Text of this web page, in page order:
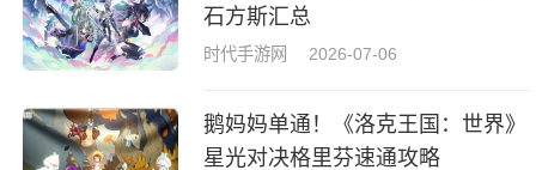
石方斯汇总
时代手游网 2026-07-06
鹅妈妈单通！《洛克王国：世界》
星光对决格里芬速通攻略